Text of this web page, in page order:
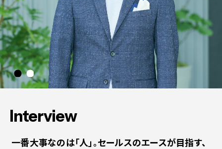
Insight BRAIN
V-matic
Recruit
価値観
OPEN8のバリュー
会社紹介資料
社員インタビュー
福利厚生
Sustainability
Contact
Interview
一番大事なのは「人」。セールスのエースが目指す、